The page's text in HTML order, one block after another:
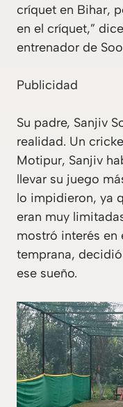
críquet en Bihar,
en el críquet,”
entrenador de
Publicidad
Su padre, Sanjiv
realidad. Un
Motipur, Sanjiv
llevar su juego
lo impidieron, ya
eran muy
mostró interés en
temprana,
ese sueño.